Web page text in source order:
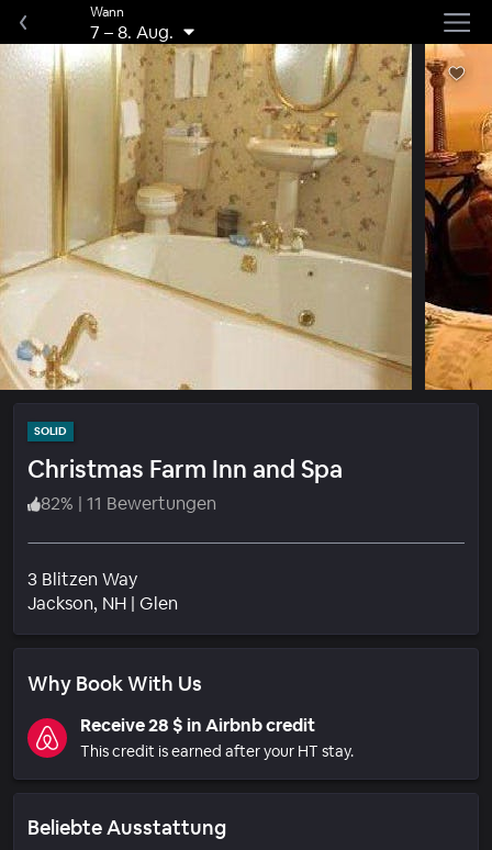
Wann
7 –8. Aug.
SOLID
Christmas Farm Inn and Spa
82% | 11 Bewertungen
3 Blitzen Way
Jackson, NH | GlenWohngebiet
Why Book With Us
Receive 28 $ in Airbnb credit
This credit is earned after your HT stay.
Beliebte Ausstattung